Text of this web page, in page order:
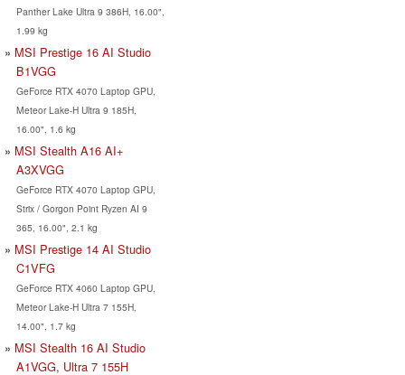
Panther Lake Ultra 9 386H, 16.00",
1.99 kg
MSI Prestige 16 AI Studio
B1VGG
GeForce RTX 4070 Laptop GPU,
Meteor Lake-H Ultra 9 185H,
16.00", 1.6 kg
MSI Stealth A16 AI+
A3XVGG
GeForce RTX 4070 Laptop GPU,
Strix / Gorgon Point Ryzen AI 9
365, 16.00", 2.1 kg
MSI Prestige 14 AI Studio
C1VFG
GeForce RTX 4060 Laptop GPU,
Meteor Lake-H Ultra 7 155H,
14.00", 1.7 kg
MSI Stealth 16 AI Studio
A1VGG, Ultra 7 155H